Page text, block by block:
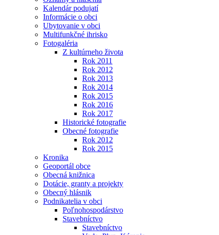
Kalendár podujatí
Informácie o obci
Ubytovanie v obci
Multifunkčné ihrisko
Fotogaléria
Z kultúrneho života
Rok 2011
Rok 2012
Rok 2013
Rok 2014
Rok 2015
Rok 2016
Rok 2017
Historické fotografie
Obecné fotografie
Rok 2012
Rok 2015
Kronika
Geoportál obce
Obecná knižnica
Dotácie, granty a projekty
Obecný hlásnik
Podnikatelia v obci
Poľnohospodárstvo
Stavebníctvo
Stavebníctvo